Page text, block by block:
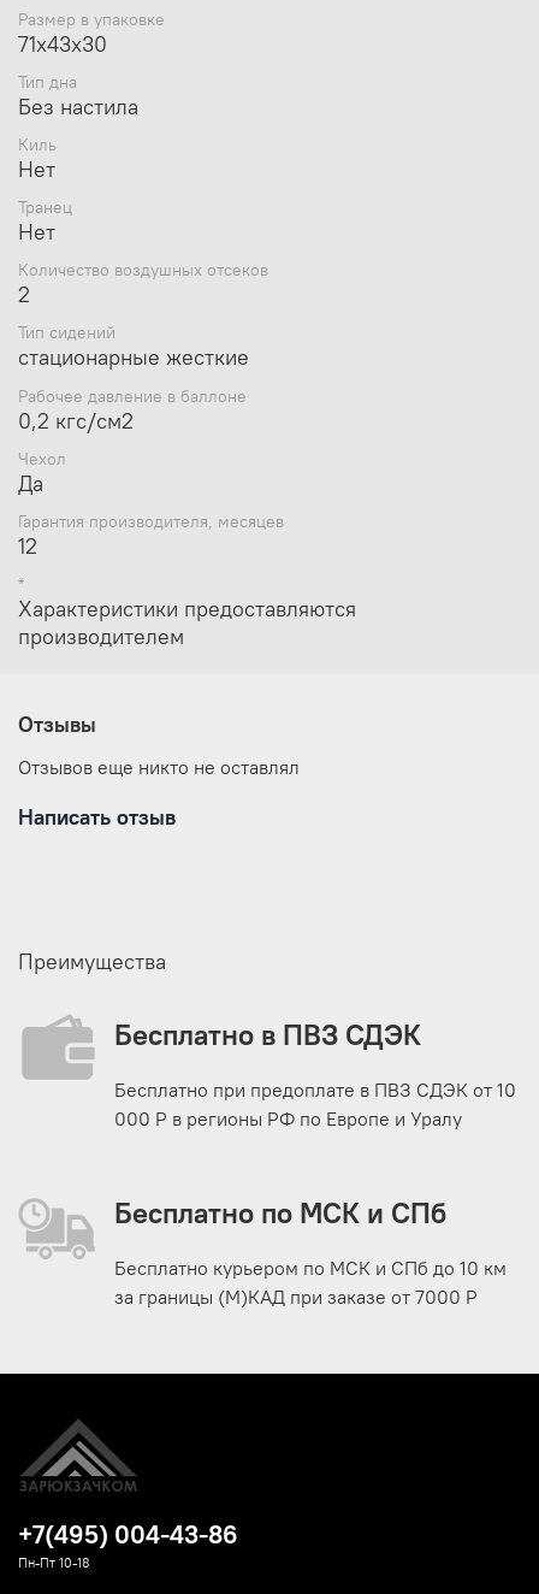
*
Видеообзор:
Размер в упаковке
71х43х30
Тип дна
Без настила
Киль
Нет
Транец
Нет
Количество воздушных отсеков
2
Тип сидений
стационарные жесткие
Рабочее давление в баллоне
0,2 кгс/см2
Чехол
Да
Гарантия производителя, месяцев
12
*
Характеристики предоставляются
производителем
Отзывы
Отзывов еще никто не оставлял
Написать отзыв
Преимущества
Бесплатно в ПВЗ СДЭК
Бесплатно при предоплате в ПВЗ СДЭК от 10
000 Р в регионы РФ по Европе и Уралу
Бесплатно по МСК и СПб
Бесплатно курьером по МСК и СПб до 10 км
за границы (М)КАД при заказе от 7000 Р
+7(495) 004-43-86
Пн-Пт 10-18